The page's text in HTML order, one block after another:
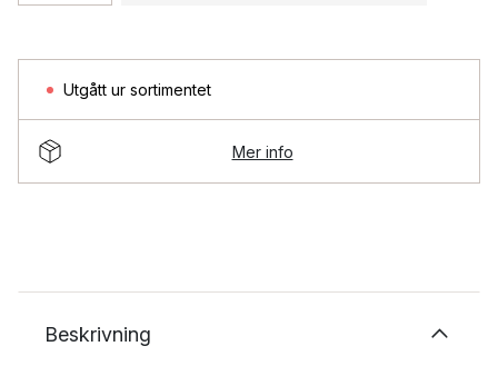
Utgått ur sortimentet
Mer info
Beskrivning